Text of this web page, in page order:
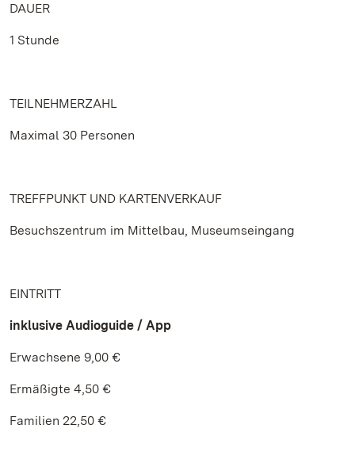
DAUER
1 Stunde
TEILNEHMERZAHL
Maximal 30 Personen
TREFFPUNKT UND KARTENVERKAUF
Besuchszentrum im Mittelbau, Museumseingang
EINTRITT
inklusive Audioguide / App
Erwachsene 9,00 €
Ermäßigte 4,50 €
Familien 22,50 €